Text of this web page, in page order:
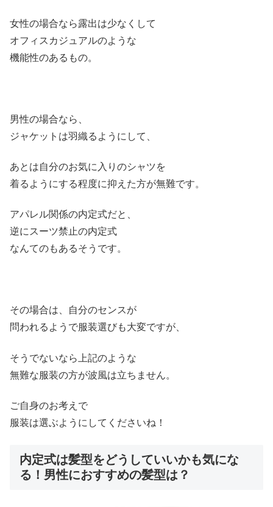
女性の場合なら露出は少なくして
オフィスカジュアルのような
機能性のあるもの。
男性の場合なら、
ジャケットは羽織るようにして、
あとは自分のお気に入りのシャツを
着るようにする程度に抑えた方が無難です。
アパレル関係の内定式だと、
逆にスーツ禁止の内定式
なんてのもあるそうです。
その場合は、自分のセンスが
問われるようで服装選びも大変ですが、
そうでないなら上記のような
無難な服装の方が波風は立ちません。
ご自身のお考えで
服装は選ぶようにしてくださいね！
内定式は髪型をどうしていいかも気にな
る！男性におすすめの髪型は？